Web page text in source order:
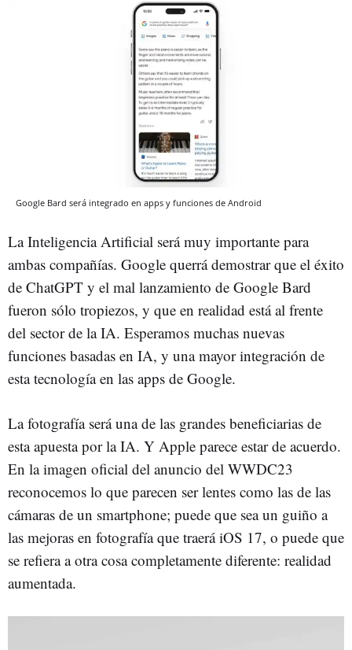
Google Bard será integrado en apps y funciones de Android
La Inteligencia Artificial será muy importante para
ambas compañías. Google querrá demostrar que el éxito
de ChatGPT y el mal lanzamiento de Google Bard
fueron sólo tropiezos, y que en realidad está al frente
del sector de la IA. Esperamos muchas nuevas
funciones basadas en IA, y una mayor integración de
esta tecnología en las apps de Google.
La fotografía será una de las grandes beneficiarias de
esta apuesta por la IA. Y Apple parece estar de acuerdo.
En la imagen oficial del anuncio del WWDC23
reconocemos lo que parecen ser lentes como las de las
cámaras de un smartphone; puede que sea un guiño a
las mejoras en fotografía que traerá iOS 17, o puede que
se refiera a otra cosa completamente diferente: realidad
aumentada.